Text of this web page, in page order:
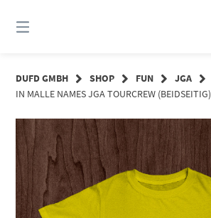
zum
Inhalt
DUFD GMBH SHOP FUN
JGA
IN MALLE NAMES JGA TOURCREW (BEIDSEITIG)